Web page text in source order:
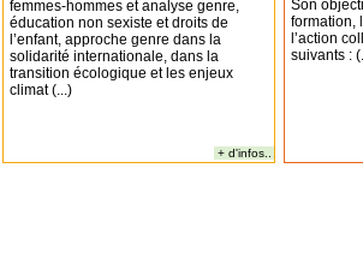
femmes-hommes et analyse genre,
éducation non sexiste et droits de
l’enfant, approche genre dans la
solidarité internationale, dans la
transition écologique et les enjeux
climat (...)
+ d'infos..
Son
formation,
l’action
suivants :